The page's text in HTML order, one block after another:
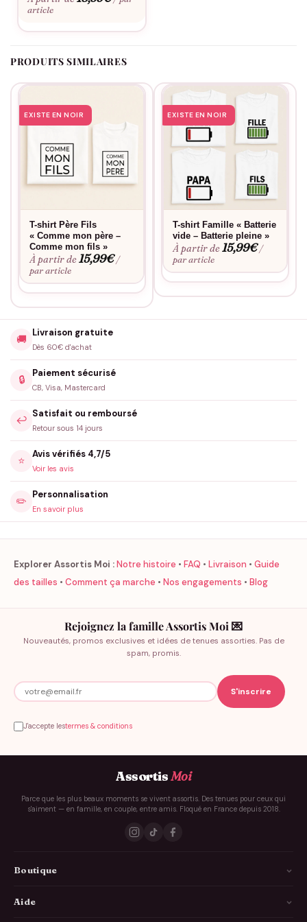
article
PRODUITS SIMILAIRES
EXISTE EN NOIR
T-shirt Père Fils
« Comme mon père –
Comme mon fils »
À partir de15,99€ /
par article
EXISTE EN NOIR
T-shirt Famille « Batterie
vide – Batterie pleine »
À partir de15,99€ /
par article
🚚
Livraison gratuite
Dès 60€ d'achat
🔒
Paiement sécurisé
CB, Visa, Mastercard
↩️
Satisfait ou remboursé
Retour sous 14 jours
⭐
Avis vérifiés 4,7/5
Voir les avis
✏️
Personnalisation
En savoir plus
Explorer Assortis Moi :Notre histoire • FAQ • Livraison • Guide
des tailles • Comment ça marche • Nos engagements • Blog
Rejoignez la famille Assortis Moi 💌
Nouveautés, promos exclusives et idées de tenues assorties. Pas de
spam, promis.
J'accepte lestermes & conditions
AssortisMoi
Parce que les plus beaux moments se vivent assortis. Des tenues pour ceux qui
s'aiment — en famille, en couple, entre amis. Floqué en France depuis 2018.
Boutique
Aide